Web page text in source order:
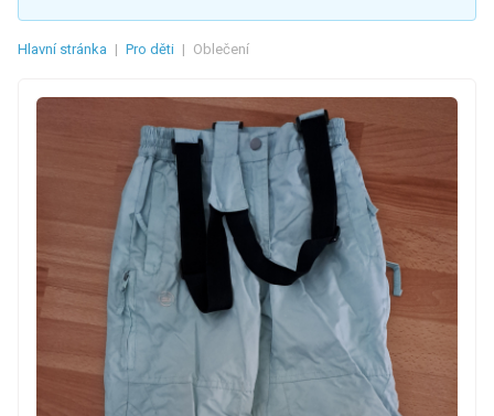
Hlavní stránka | Pro děti | Oblečení